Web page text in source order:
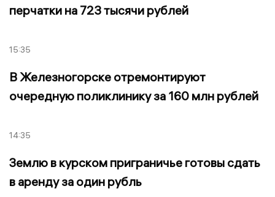
перчатки на 723 тысячи рублей
15:35
В Железногорске отремонтируют
очередную поликлинику за 160 млн рублей
14:35
Землю в курском приграничье готовы сдать
в аренду за один рубль